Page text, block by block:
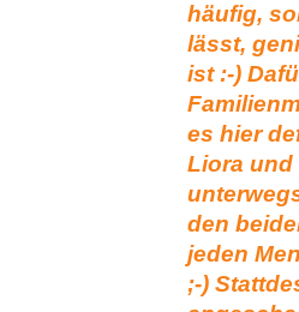
häufig,
lässt,
ist :-)
es hier
Liora und
den
jeden
;-)